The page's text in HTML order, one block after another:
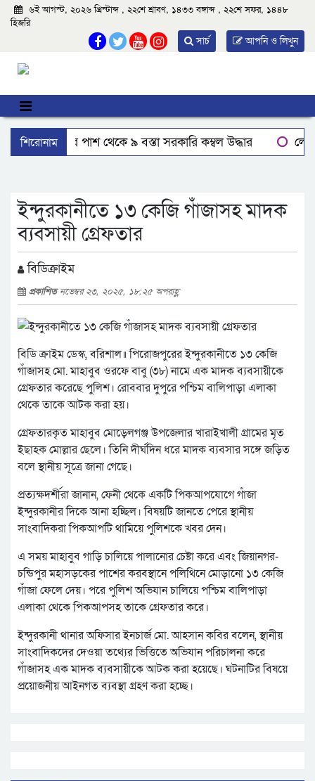
৬ই আগস্ট, ২০২৬ খ্রিস্টাব্দ , ২২শে শ্রাবণ, ১৪৩৩ বঙ্গাব্দ , ২২শে সফর, ১৪৪৮
হিজরি
আপনি ও লিখুন
সার্চ
শিরোনাম
বরিশালে রাস্তার পাশ থেকে ৯ বস্তা সরকারি কম্বল উদ্ধার
ইন্দুরকানীতে ১৩ কেজি গাঁজাসহ মাদক
ব্যবসায়ী গ্রেফতার
বিডিক্রাইম
প্রকাশিতনভেম্বর ২৩, ২০২৫, ১৮:২৫ অপরাহ্ণ
বিডি ক্রাইম ডেস্ক, বরিশাল॥ পিরোজপুরের ইন্দুরকানীতে ১৩ কেজি
গাঁজাসহ মো. মাহাবুব ওরফে বাবু (৩৮) নামে এক মাদক ব্যবসায়ীকে
গ্রেফতার করেছে পুলিশ। রোববার দুপুরে পশ্চিম বালিপাড়া এলাকা
থেকে তাকে আটক করা হয়।
গ্রেফতারকৃত মাহাবুব মোড়েলগঞ্জ উপজেলার খারাইখালী গ্রামের মৃত
ইছাহক মোল্লার ছেলে। তিনি দীর্ঘদিন ধরে মাদক ব্যবসার সঙ্গে জড়িত
বলে স্থানীয় সূত্রে জানা গেছে।
প্রত্যক্ষদর্শীরা জানান, ফেনী থেকে একটি পিকআপযোগে গাঁজা
ইন্দুরকানীর দিকে আনা হচ্ছিল। বিষয়টি জানতে পেরে স্থানীয়
সাংবাদিকরা পিকআপটি থামিয়ে পুলিশকে খবর দেন।
এ সময় মাহাবুব গাড়ি চালিয়ে পালানোর চেষ্টা করে এবং জিয়ানগর-
চন্ডিপুর মহাসড়কের পাশের করবস্থানে পলিথিনে মোড়ানো ১৩ কেজি
গাঁজা ফেলে দেয়। পরে পুলিশ অভিযান চালিয়ে পশ্চিম বালিপাড়া
এলাকা থেকে পিকআপসহ তাকে গ্রেফতার করে।
ইন্দুরকানী থানার অফিসার ইনচার্জ মো. আহসান কবির বলেন, স্থানীয়
সাংবাদিকদের দেওয়া তথ্যের ভিত্তিতে অভিযান পরিচালনা করে
গাঁজাসহ এক মাদক ব্যবসায়ীকে আটক করা হয়েছে। ঘটনাটির বিষয়ে
প্রয়োজনীয় আইনগত ব্যবস্থা গ্রহণ করা হচ্ছে।